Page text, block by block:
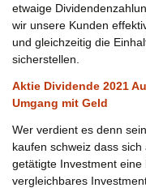
etwaige
wir unsere Kunden
und gleichzeitig die
sicherstellen.
Aktie Dividende 2021
Umgang mit Geld
Wer verdient es denn
kaufen schweiz dass
getätigte Investment
vergleichbares